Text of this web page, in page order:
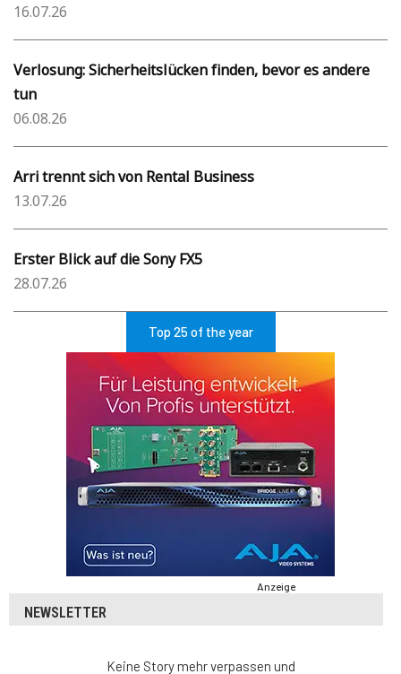
16.07.26
Verlosung: Sicherheitslücken finden, bevor es andere
tun
06.08.26
Arri trennt sich von Rental Business
13.07.26
Erster Blick auf die Sony FX5
28.07.26
Top 25 of the year
Anzeige
NEWSLETTER
Keine Story mehr verpassen und